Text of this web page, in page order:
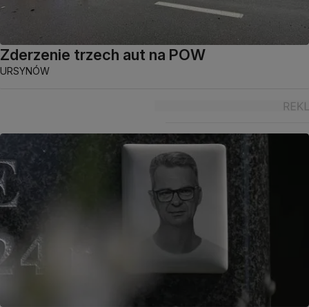
Zderzenie trzech aut na POW
URSYNÓW